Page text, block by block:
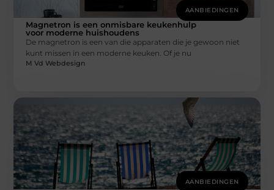
AANBIEDINGEN
Magnetron is een onmisbare keukenhulp
voor moderne huishoudens
De magnetron is een van die apparaten die je gewoon niet
kunt missen in een moderne keuken. Of je nu
M Vd Webdesign
AANBIEDINGEN